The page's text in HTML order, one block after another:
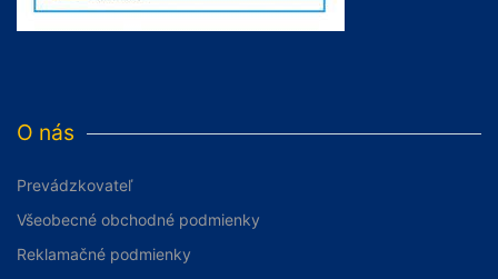
O nás
Prevádzkovateľ
Všeobecné obchodné podmienky
Reklamačné podmienky